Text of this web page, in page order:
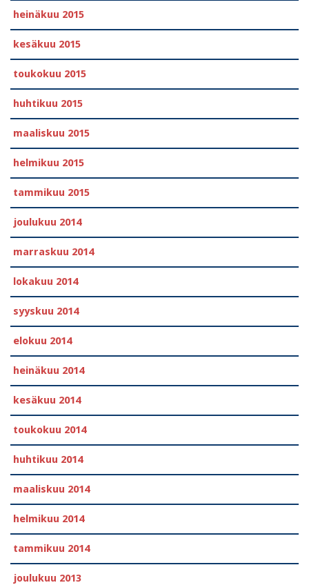
heinäkuu 2015
kesäkuu 2015
toukokuu 2015
huhtikuu 2015
maaliskuu 2015
helmikuu 2015
tammikuu 2015
joulukuu 2014
marraskuu 2014
lokakuu 2014
syyskuu 2014
elokuu 2014
heinäkuu 2014
kesäkuu 2014
toukokuu 2014
huhtikuu 2014
maaliskuu 2014
helmikuu 2014
tammikuu 2014
joulukuu 2013